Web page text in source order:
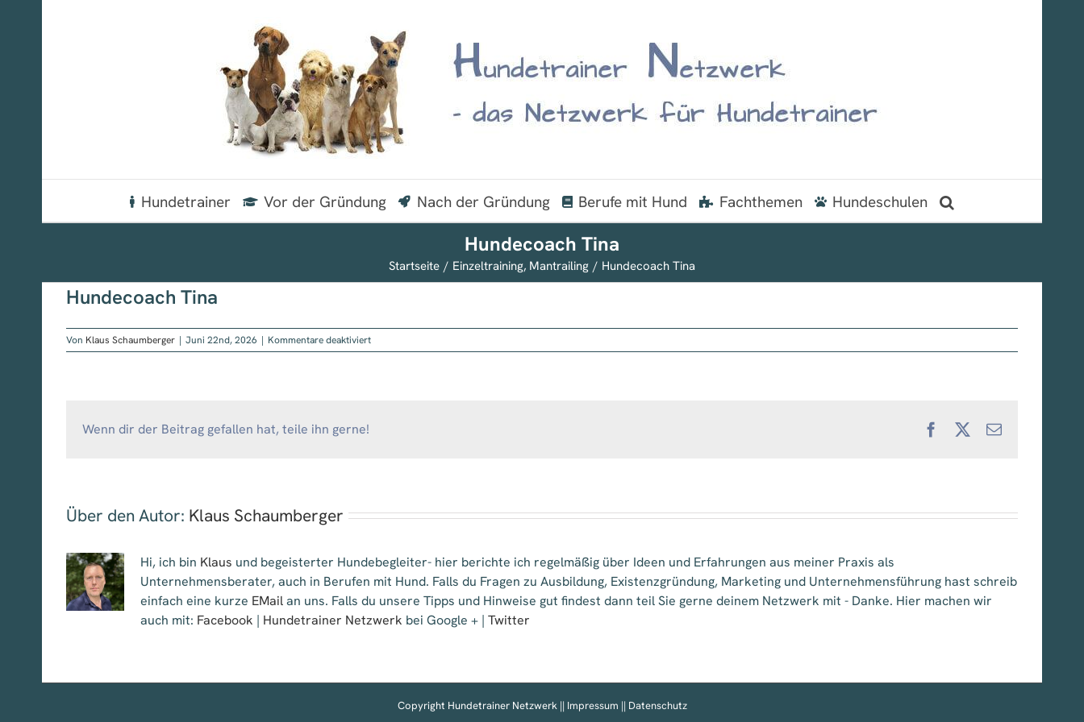
Hundetrainer Vor der Gründung Nach der Gründung Berufe mit Hund Fachthemen Hundeschulen
Hundecoach Tina
Startseite Einzeltraining Mantrailing Hundecoach Tina
Hundecoach Tina
Von Klaus Schaumberger | Juni 22nd, 2026 | Kommentare deaktiviertfür
Hundecoach
Wenn dir der Beitrag gefallen hat, teile ihn gerne! FacebookE-
Über den Autor: Klaus Schaumberger
Hi, ich bin Klaus und begeisterter Hundebegleiter- hier berichte ich regelmäßig über Ideen und Erfahrungen aus meiner Praxis als
Unternehmensberater, auch in Berufen mit Hund. Falls du Fragen zu Ausbildung, Existenzgründung, Marketing und Unternehmensführung hast schreib
einfach eine kurze EMailan uns. Falls du unsere Tipps und Hinweise gut findest dann teil Sie gerne deinem Netzwerk mit - Danke. Hier machen wir
auch mit: Facebook | Hundetrainer Netzwerk bei Google + | Twitter
Copyright Hundetrainer Netzwerk || Impressum || Datenschutz